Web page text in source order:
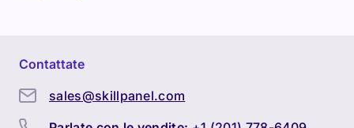
Contattate
sales@skillpanel.com